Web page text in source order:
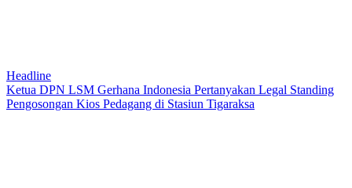
Headline
Ketua DPN LSM Gerhana Indonesia Pertanyakan Legal Standing
Pengosongan Kios Pedagang di Stasiun Tigaraksa